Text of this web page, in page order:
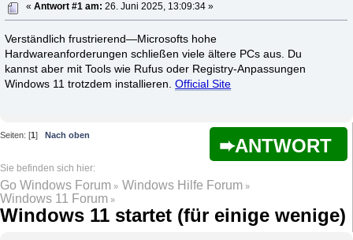
«Antwort #1 am: 26. Juni 2025, 13:09:34 »
Verständlich frustrierend—Microsofts hohe
Hardwareanforderungen schließen viele ältere PCs aus. Du
kannst aber mit Tools wie Rufus oder Registry-Anpassungen
Windows 11 trotzdem installieren.Official Site
ANTWORT
Seiten: [1] Nach oben
Go Windows Forum » Windows Hilfe Forum »
Windows 11 Forum »
Windows 11 startet (für einige wenige)